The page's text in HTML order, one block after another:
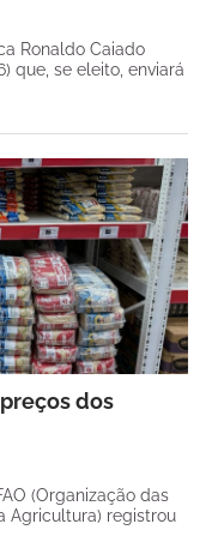
Ronaldo Caiado
que, se eleito, enviará
dos
(Organização das
Agricultura) registrou